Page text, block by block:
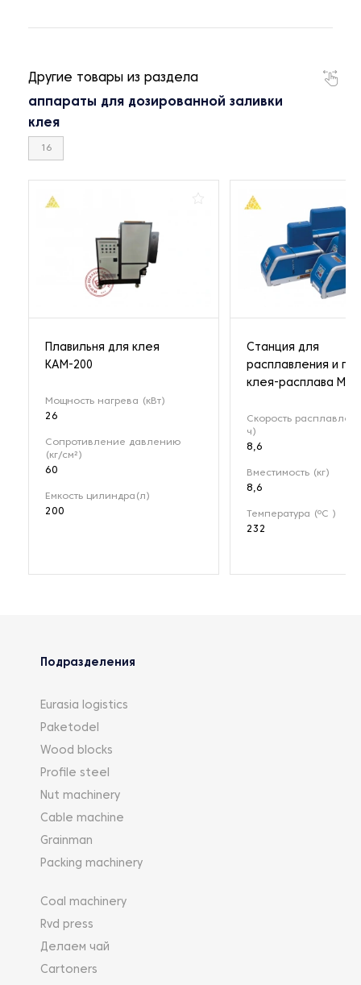
Другие товары из раздела
аппараты для дозированной заливки
клея
16
Плавильня для клея
КАМ-200
Мощность нагрева (кВт)
26
Сопротивление давлению
(кг/см²)
60
Емкость цилиндра(л)
200
Cтанция для
расплавления и
клея-расплава
Скорость
ч)
8,6
Вместимость (кг)
8,6
Температура (ºC )
232
Подразделения
Eurasia logistics
Paketodel
Wood blocks
Profile steel
Nut machinery
Cable machine
Grainman
Packing machinery
Coal machinery
Rvd press
Делаем чай
Cartoners